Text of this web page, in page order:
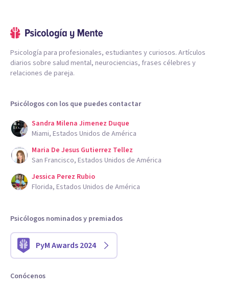
Psicología para profesionales, estudiantes y curiosos. Artículos
diarios sobre salud mental, neurociencias, frases célebres y
relaciones de pareja.
Psicólogos con los que puedes contactar
Sandra Milena Jimenez Duque
Miami, Estados Unidos de América
Maria De Jesus Gutierrez Tellez
San Francisco, Estados Unidos de América
Jessica Perez Rubio
Florida, Estados Unidos de América
Psicólogos nominados y premiados
PyM Awards 2024
Conócenos